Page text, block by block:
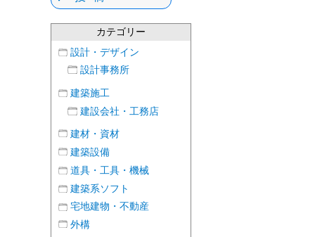
カテゴリー
設計・デザイン
設計事務所
建築施工
建設会社・工務店
建材・資材
建築設備
道具・工具・機械
建築系ソフト
宅地建物・不動産
外構